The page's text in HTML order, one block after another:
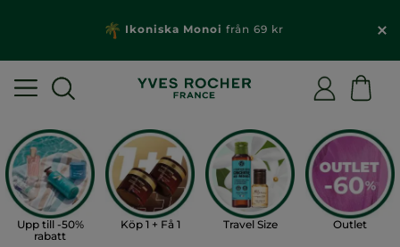
Ikoniska Monoi från 69 kr
Upp till -50%
rabatt
Köp 1 + Få 1 Travel Size Outlet